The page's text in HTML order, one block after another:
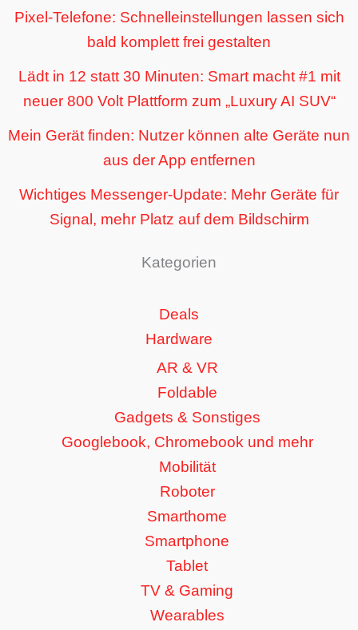
Pixel-Telefone: Schnelleinstellungen lassen sich
bald komplett frei gestalten
Lädt in 12 statt 30 Minuten: Smart macht #1 mit
neuer 800 Volt Plattform zum „Luxury AI SUV“
Mein Gerät finden: Nutzer können alte Geräte nun
aus der App entfernen
Wichtiges Messenger-Update: Mehr Geräte für
Signal, mehr Platz auf dem Bildschirm
Kategorien
Deals
Hardware
AR & VR
Foldable
Gadgets & Sonstiges
Googlebook, Chromebook und mehr
Mobilität
Roboter
Smarthome
Smartphone
Tablet
TV & Gaming
Wearables